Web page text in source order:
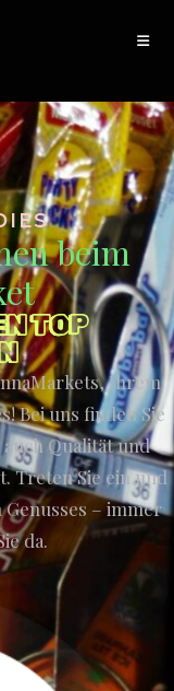
beim
TOP
Ihrem
Bei uns finden Sie
Qualität und
Treten Sie ein und
Genusses – immer
da.